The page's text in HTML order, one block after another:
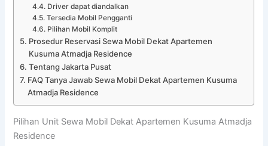
Driver dapat diandalkan
Tersedia Mobil Pengganti
Pilihan Mobil Komplit
Prosedur Reservasi Sewa Mobil Dekat Apartemen
Kusuma Atmadja Residence
Tentang Jakarta Pusat
FAQ Tanya Jawab Sewa Mobil Dekat Apartemen Kusuma
Atmadja Residence
Pilihan Unit Sewa Mobil Dekat Apartemen Kusuma Atmadja
Residence